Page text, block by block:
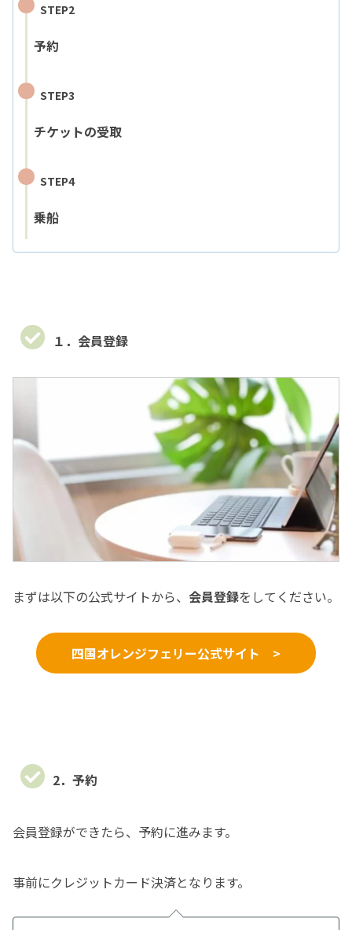
STEP2
予約
STEP3
チケットの受取
STEP4
乗船
１．会員登録
まずは以下の公式サイトから、 会員登録をしてください。
四国オレンジフェリー公式サイト >
2．予約
会員登録ができたら、予約に進みます。
事前にクレジットカード決済となります。